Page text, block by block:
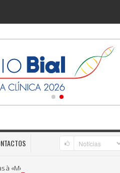
«Medicina Preventiva»